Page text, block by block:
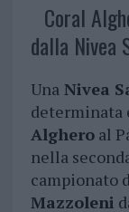
Coral
dalla Nivea
UnaNivea
determinata
Algheroal
nella
campionato
Mazzoleni